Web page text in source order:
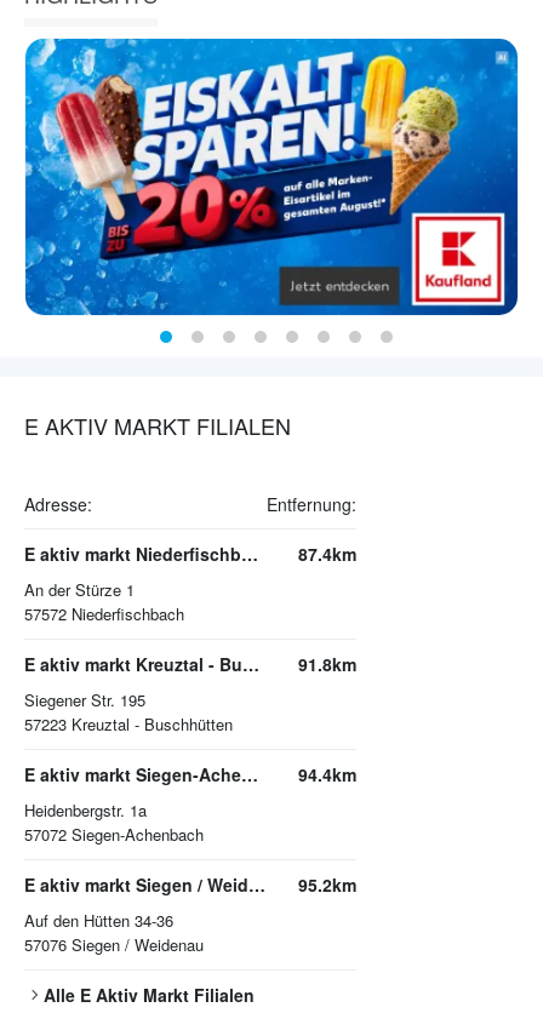
E AKTIV MARKT FILIALEN
Adresse: Entfernung:
E aktiv markt Niederfischbach
An der Stürze 1
57572 Niederfischbach
87.4km
E aktiv markt Kreuztal - Buschhütten
Siegener Str. 195
57223 Kreuztal - Buschhütten
91.8km
E aktiv markt Siegen-Achenbach
Heidenbergstr. 1a
57072 Siegen-Achenbach
94.4km
E aktiv markt Siegen / Weidenau
Auf den Hütten 34-36
57076 Siegen / Weidenau
95.2km
Alle E Aktiv Markt Filialen